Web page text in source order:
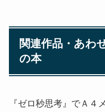
関連作品・あわ
の本
『ゼロ秒思考』でＡ４